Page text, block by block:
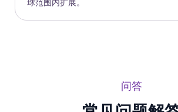
球范围内扩展。
问答